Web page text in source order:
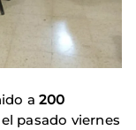
a 200
pasado viernes